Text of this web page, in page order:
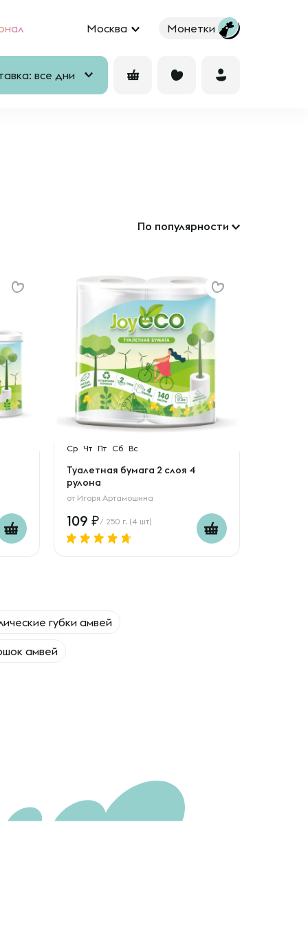
Москва Монетки
все дни
По популярности
Ср Чт Пт Сб Вс
Туалетная бумага 2 слоя 4
рулона
от Игоря Артамошина
109 / 250 г. (4 шт)
губки амвей
амвей